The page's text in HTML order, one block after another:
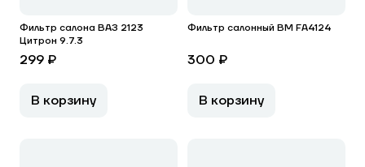
Фильтр салона ВАЗ 2123
Цитрон 9.7.3
299 ₽
В корзину
Фильтр салонный BM FA4124
300 ₽
В корзину